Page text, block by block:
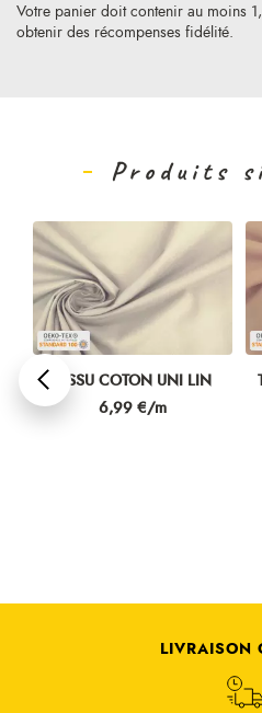
Votre panier doit contenir au moins
obtenir des récompenses fidélité.
Produits
TISSU COTON UNI LIN
Prix
6,99 €/m
LIVRAISON